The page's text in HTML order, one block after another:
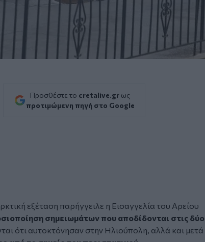
Προσθέστε το cretalive.gr ως
προτιμώμενη πηγή στο Google
εξέταση παρήγγειλε η Εισαγγελία του Αρείου
σημειωμάτων που αποδίδονται στις δύο
ότι αυτοκτόνησαν στην Ηλιούπολη, αλλά και μετά